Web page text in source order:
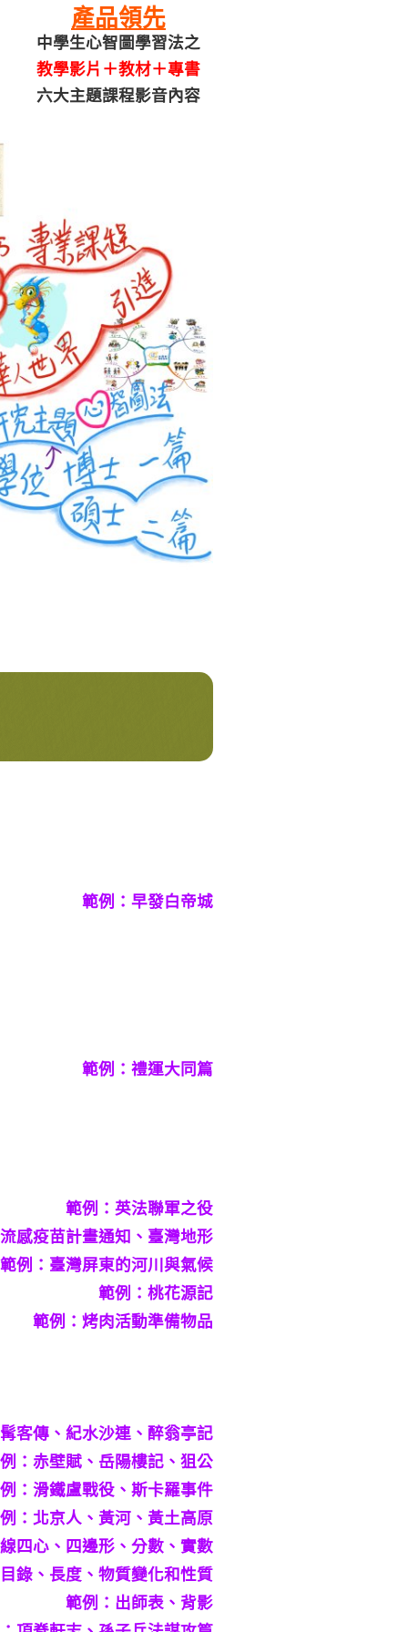
產品領先
中學生心智圖學習法之
教學影片＋教材＋專書
六大主題課程影音內容
範例：早發白帝城
範例：禮運大同篇
範例：英法聯軍之役
感疫苗計畫通知、臺灣地形
範例：臺灣屏東的河川與氣候
範例：桃花源記
範例：烤肉活動準備物品
客傳、紀水沙連、醉翁亭記
：赤壁賦、岳陽樓記、狙公
：滑鐵盧戰役、斯卡羅事件
：北京人、黃河、黃土高原
四心、四邊形、分數、實數
錄、長度、物質變化和性質
範例：出師表、背影